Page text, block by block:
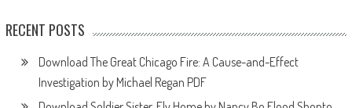
RECENT POSTS
Download The Great Chicago Fire: A Cause-and-Effect
Investigation by Michael Regan PDF